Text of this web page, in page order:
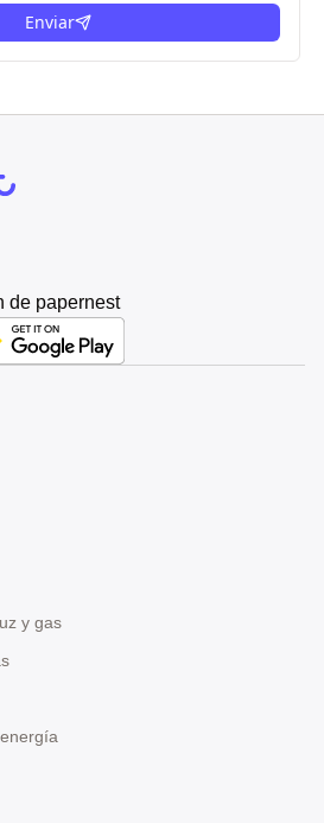
Enviar
de papernest
y gas